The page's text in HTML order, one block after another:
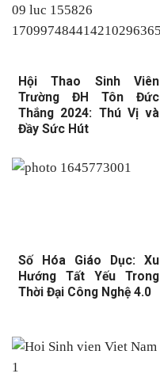
Hội Thao Sinh Viên
Trường ĐH Tôn Đức
Thắng 2024: Thú Vị và
Đầy Sức Hút
Số Hóa Giáo Dục: Xu
Hướng Tất Yếu Trong
Thời Đại Công Nghệ 4.0